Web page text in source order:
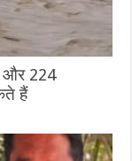
और 224
हैं